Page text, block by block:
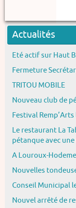
Actualités
Eté actif sur Haut
Fermeture
TRITOU MOBILE
Nouveau club de
Festival
Le restaurant La
pétanque avec
A Louroux-
Nouvelles
Conseil Municipal
Nouvel arrêté de